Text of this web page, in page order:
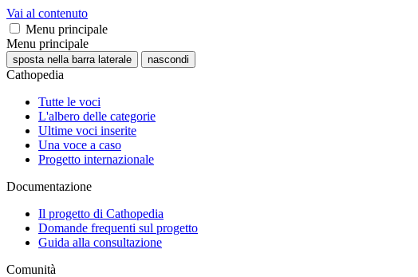
Vai al contenuto
Menu principale
Menu principale
sposta nella barra laterale nascondi
Cathopedia
Tutte le voci
L'albero delle categorie
Ultime voci inserite
Una voce a caso
Progetto internazionale
Documentazione
Il progetto di Cathopedia
Domande frequenti sul progetto
Guida alla consultazione
Comunità